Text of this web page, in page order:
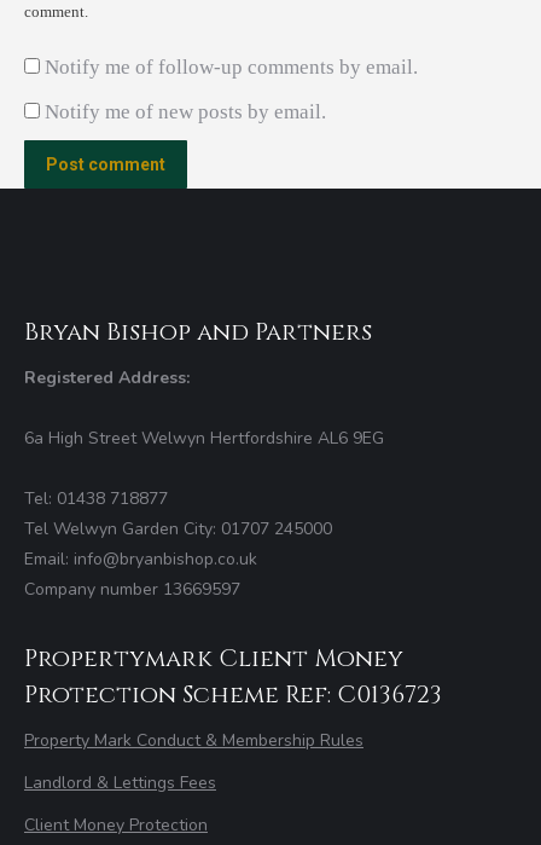
comment.
Notify me of follow-up comments by email.
Notify me of new posts by email.
Post comment
Bryan Bishop and Partners
Registered Address:
6a High Street Welwyn Hertfordshire AL6 9EG
Tel: 01438 718877
Tel Welwyn Garden City: 01707 245000
Email: info@bryanbishop.co.uk
Company number 13669597
Propertymark Client Money
Protection Scheme Ref: C0136723
Property Mark Conduct & Membership Rules
Landlord & Lettings Fees
Client Money Protection